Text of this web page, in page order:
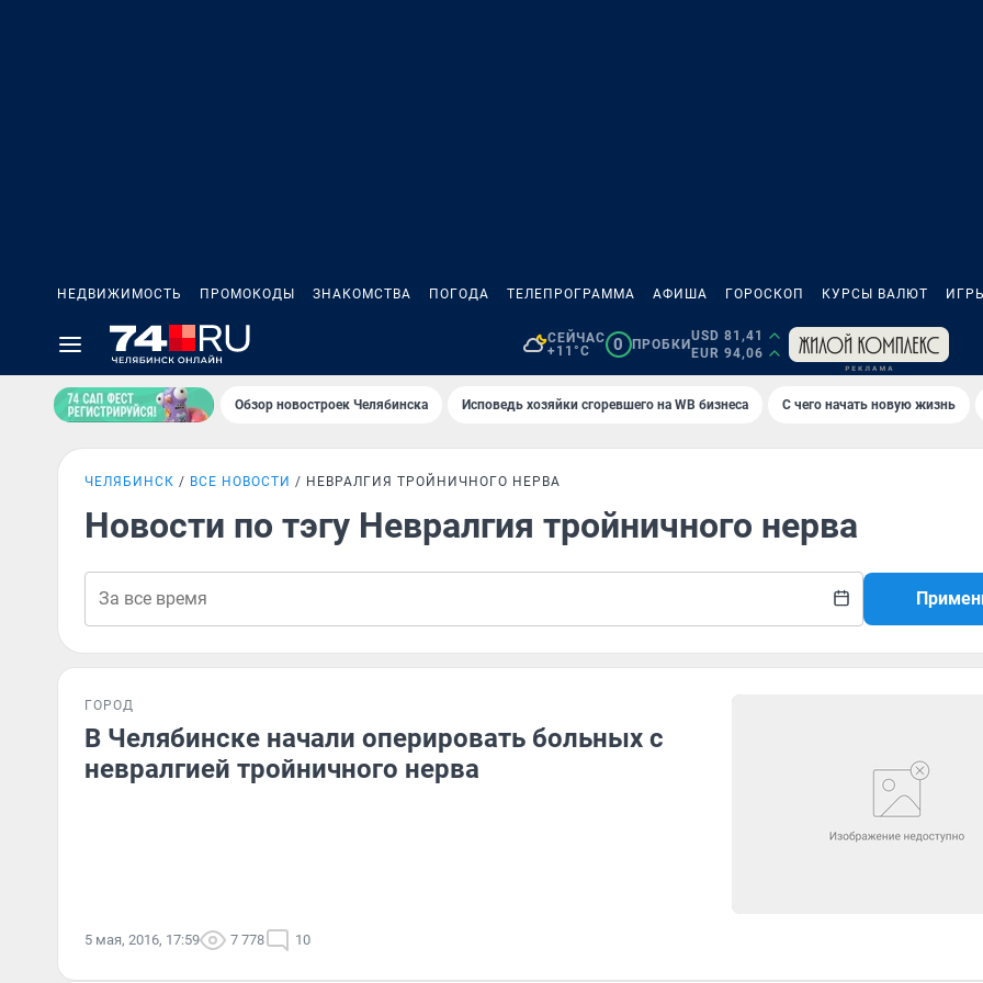
НЕДВИЖИМОСТЬ ПРОМОКОДЫ ЗНАКОМСТВА ПОГОДА ТЕЛЕПРОГРАММА АФИША ГОРОСКОП КУРСЫ ВАЛЮТ
СЕЙЧАС
+11°C
0 ПРОБКИ
USD 81,41
EUR 94,06
Обзор новостроек Челябинска Исповедь хозяйки сгоревшего на WB бизнеса С чего начать новую жизнь
ЧЕЛЯБИНСК ВСЕ НОВОСТИ НЕВРАЛГИЯ ТРОЙНИЧНОГО НЕРВА
Новости по тэгу Невралгия тройничного нерва
ГОРОД
В Челябинске начали оперировать больных с
невралгией тройничного нерва
5 мая, 2016, 17:59 7 778 10